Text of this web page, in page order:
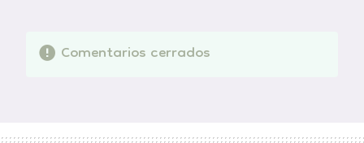
Comentarios cerrados